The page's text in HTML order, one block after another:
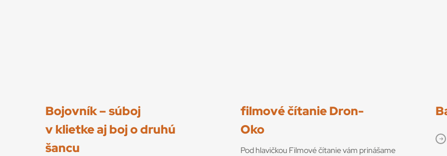
Bojovník – súboj
v klietke aj boj o druhú
šancu
filmové čítanie Dron-
Oko
Pod hlavičkou Filmové čítanie vám prinášame